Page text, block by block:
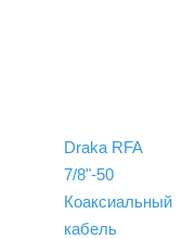
Draka RFA
7/8"-50
Коаксиальный
кабель